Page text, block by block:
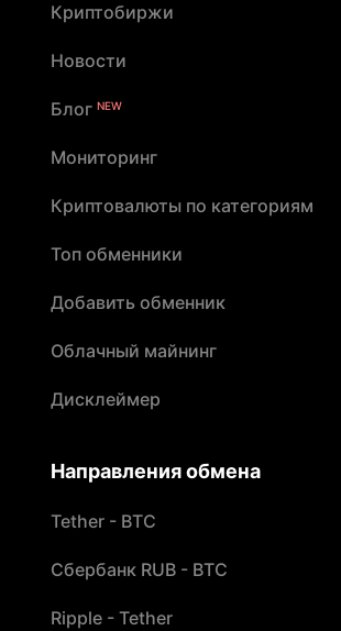
Криптобиржи
Новости
Блог NEW
Мониторинг
Криптовалюты по категориям
Топ обменники
Добавить обменник
Облачный майнинг
Дисклеймер
Направления обмена
Tether - BTC
Сбербанк RUB - BTC
Ripple - Tether